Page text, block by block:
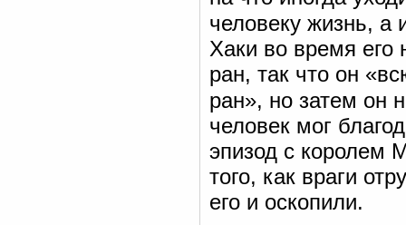
человеку жизнь, а
Хаки во время его
ран, так что он
ран», но затем он
человек мог
эпизод с королем
того, как враги
его и оскопили.